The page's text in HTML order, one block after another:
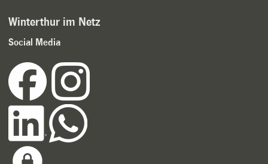
Winterthur im Netz
Social Media